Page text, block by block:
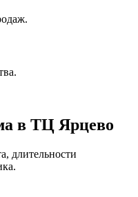
в ТЦ Ярцево
длительности